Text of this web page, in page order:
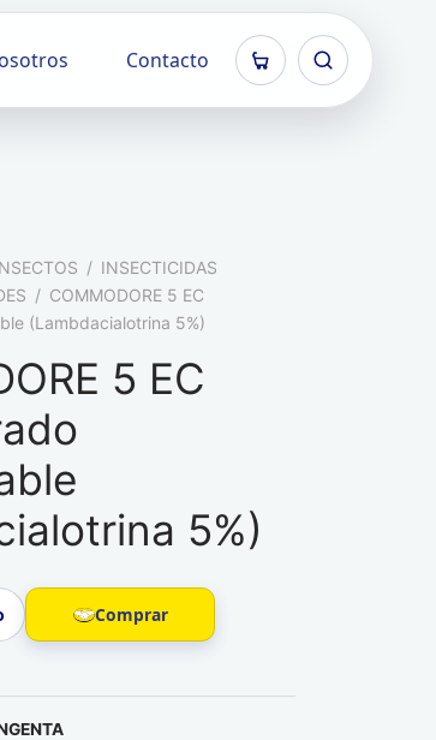
Contacto
/ INSECTICIDAS
/ COMMODORE 5 EC
(Lambdacialotrina 5%)
5 EC
5%)
Comprar